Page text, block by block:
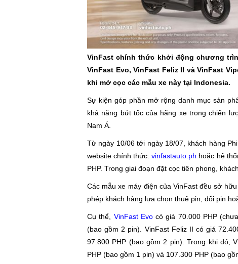
VinFast chính thức khởi động chương
VinFast Evo, VinFast Feliz II và VinFast
khi mở cọc các mẫu xe này tại Indonesia.
Sự kiện góp phần mở rộng danh mục sản
khả năng bứt tốc của hãng xe trong chiến
Nam Á.
Từ ngày 10/06 tới ngày 18/07, khách hàng
website chính thức: vinfastauto.ph hoặc hệ
PHP. Trong giai đoạn đặt cọc tiên phong,
Các mẫu xe máy điện của VinFast đều sở
phép khách hàng lựa chọn thuê pin, đổi pin
Cụ thể, VinFast Evocó giá 70.000 PHP
(bao gồm 2 pin). VinFast Feliz II có giá
97.800 PHP (bao gồm 2 pin). Trong khi đó,
PHP (bao gồm 1 pin) và 107.300 PHP (bao